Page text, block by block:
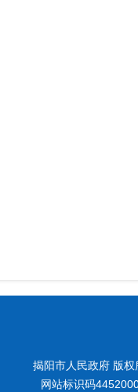
揭阳市人民政府 版
网站标识码